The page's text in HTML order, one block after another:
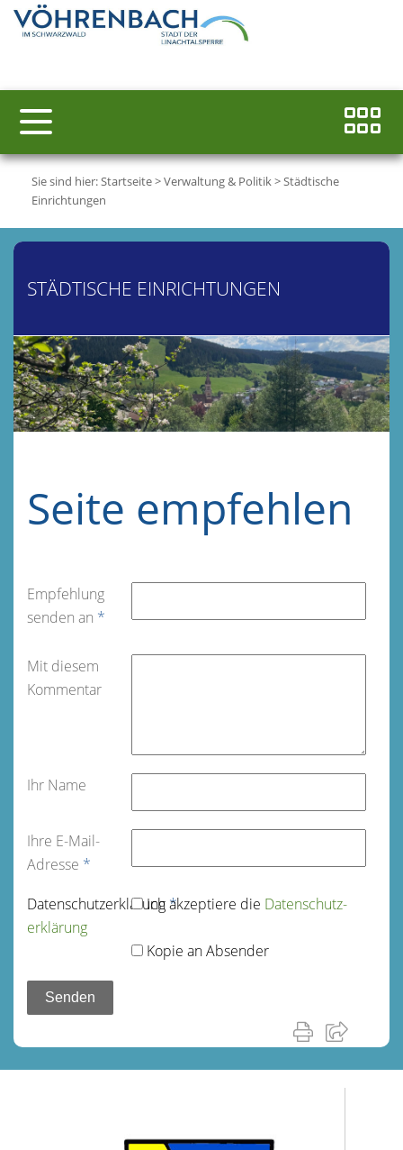
Sie sind hier:Startseite>Verwaltung & Politik>Städtische
Einrichtungen
STÄDTISCHE EINRICHTUNGEN
Seite empfehlen
Empfehlung
senden an *
Mit diesem
Kommentar
Ihr Name
Ihre E-Mail-
Adresse *
Datenschutz­erklärung*
Ich akzeptiere die Datenschutz­
erklärung
Kopie an Absender